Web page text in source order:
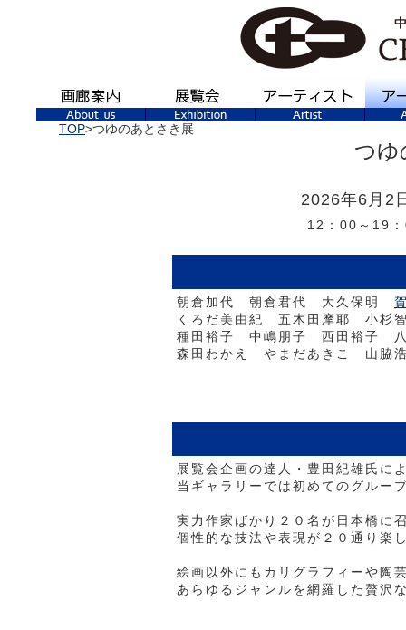
TOP>つゆのあとさき展
つゆ
2026年6月2
12：00～19
朝倉加代 朝倉君代 大久保明
くろだ美由紀 五木田摩耶 小杉
種田裕子 中嶋朋子 西田裕子
森田わかえ やまだあきこ 山
展覧会企画の達人・豊田紀雄氏に
当ギャラリーでは初めてのグルー
実力作家ばかり２０名が日本橋に
個性的な技法や表現が２０通り楽
絵画以外にもカリグラフィーや陶
あらゆるジャンルを網羅した贅沢